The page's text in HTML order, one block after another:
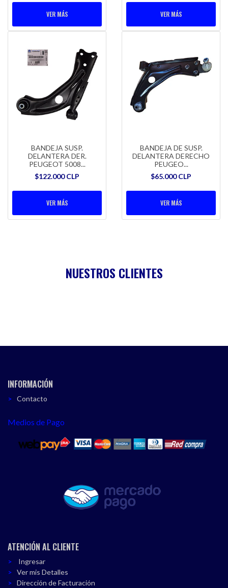
VER MÁS VER MÁS
BANDEJA SUSP.
DELANTERA DER.
PEUGEOT 5008...
$122.000 CLP
VER MÁS
BANDEJA DE SUSP.
DELANTERA DERECHO
PEUGEO...
$65.000 CLP
VER MÁS
NUESTROS CLIENTES
INFORMACIÓN
Contacto
Medios de Pago
ATENCIÓN AL CLIENTE
Ingresar
Ver mis Detalles
Dirección de Facturación